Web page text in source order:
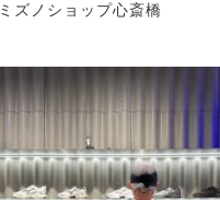
ミズノショップ心斎橋